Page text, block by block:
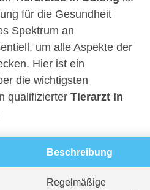
für die Gesundheit
Spektrum an
um alle Aspekte der
Hier ist ein
die wichtigsten
qualifizierter Tierarzt in
Beschreibung
Regelmäßige